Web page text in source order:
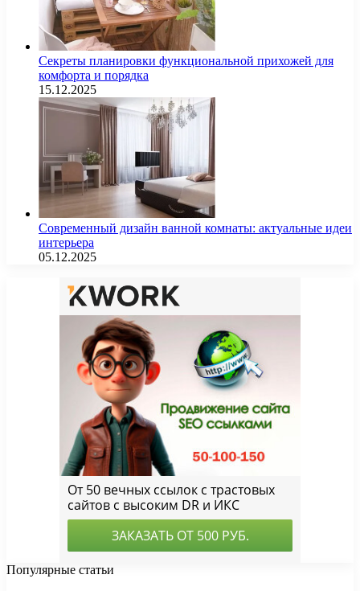
Секреты планировки функциональной прихожей для
комфорта и порядка
15.12.2025
Современный дизайн ванной комнаты: актуальные идеи
интерьера
05.12.2025
Популярные статьи